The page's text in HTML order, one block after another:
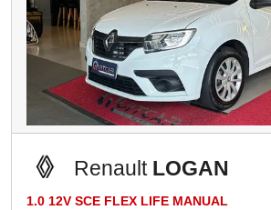
Renault LOGAN
1.0 12V SCE FLEX LIFE MANUAL